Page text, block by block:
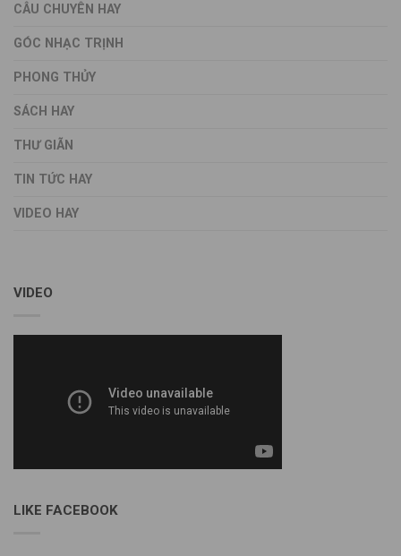
CÂU CHUYÊN HAY
GÓC NHẠC TRỊNH
PHONG THỦY
SÁCH HAY
THƯ GIÃN
TIN TỨC HAY
VIDEO HAY
VIDEO
LIKE FACEBOOK